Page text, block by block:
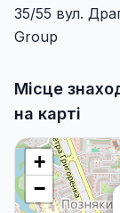
35/55 вул.
Group
Місце
на карті
+
−